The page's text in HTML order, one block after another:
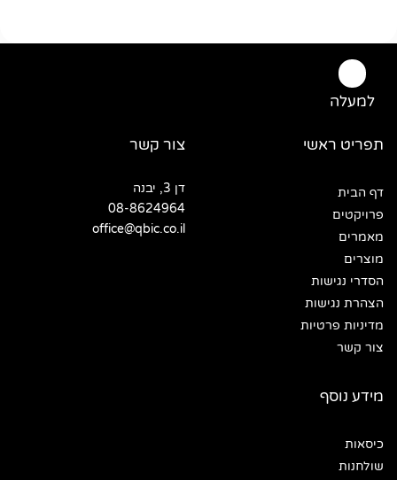
למעלה
תפריט ראשי
דף הבית
פרויקטים
מאמרים
מוצרים
הסדרי נגישות
הצהרת נגישות
מדיניות פרטיות
צור קשר
מידע נוסף
כיסאות
שולחנות
צור קשר
דן 3, יבנה
08-8624964
office@qbic.co.il